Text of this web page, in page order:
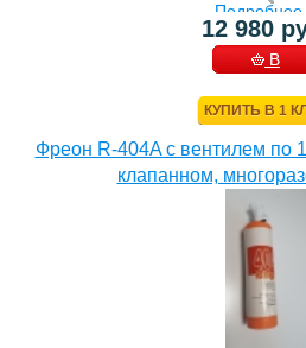
Подробнее
12 980
В
КУПИТЬ В 1
Фреон R-404A с вентилем по
клапанном,